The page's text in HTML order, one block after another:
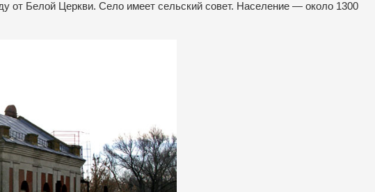
от Белой Церкви. Село имеет сельский совет. Население — около 1300